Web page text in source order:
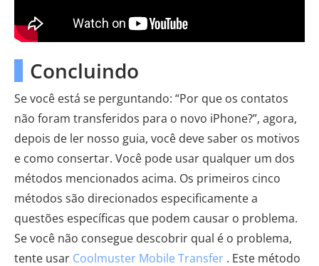
Concluindo
Se você está se perguntando: “Por que os contatos
não foram transferidos para o novo iPhone?”, agora,
depois de ler nosso guia, você deve saber os motivos
e como consertar. Você pode usar qualquer um dos
métodos mencionados acima. Os primeiros cinco
métodos são direcionados especificamente a
questões específicas que podem causar o problema.
Se você não consegue descobrir qual é o problema,
tente usar Coolmuster Mobile Transfer . Este método